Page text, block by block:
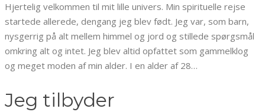
Hjertelig velkommen til mit lille univers. Min spirituelle rejse
startede allerede, dengang jeg blev født. Jeg var, som barn,
nysgerrig på alt mellem himmel og jord og stillede spørgsmål
omkring alt og intet. Jeg blev altid opfattet som gammelklog
og meget moden af min alder. I en alder af 28…
Jeg tilbyder